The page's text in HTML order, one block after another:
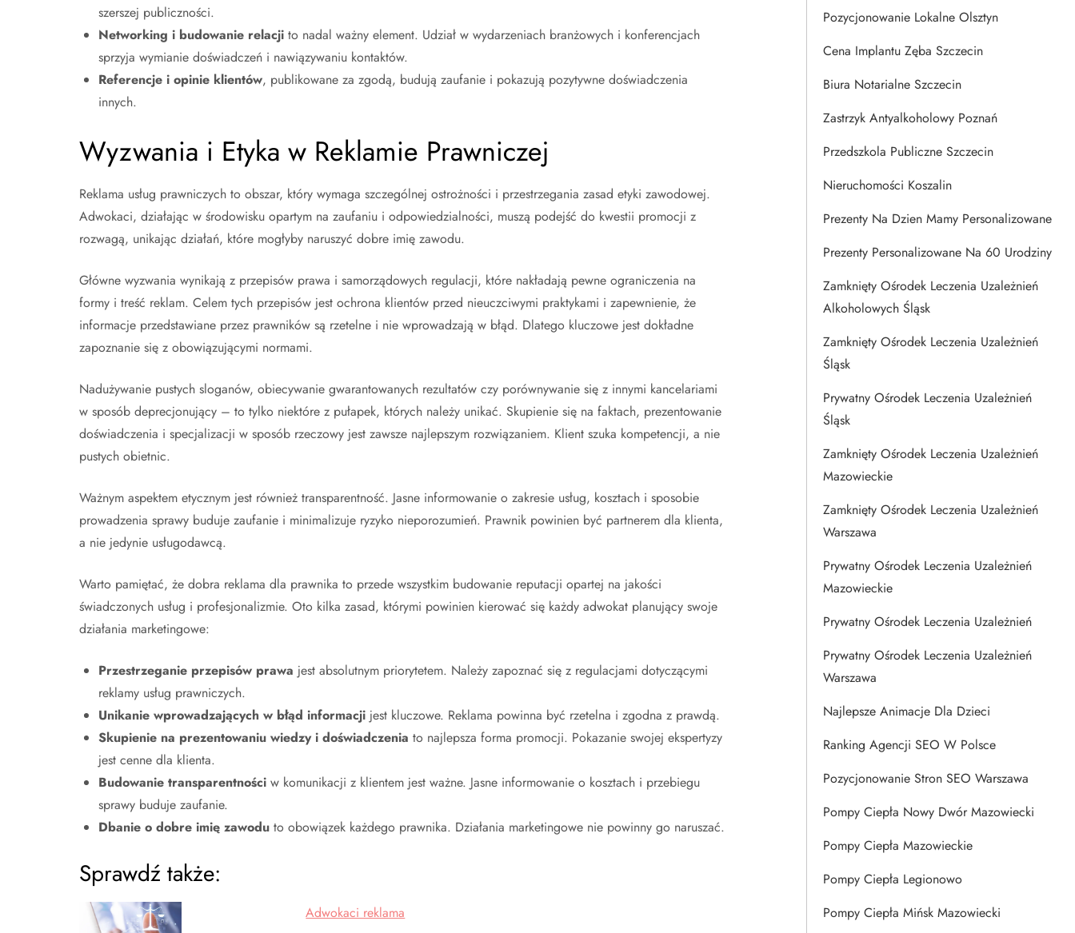
szerszej publiczności.
Networking i budowanie relacjito nadal ważny element. Udział w wydarzeniach branżowych i konferencjach
sprzyja wymianie doświadczeń i nawiązywaniu kontaktów.
Referencje i opinie klientów, publikowane za zgodą, budują zaufanie i pokazują pozytywne doświadczenia
innych.
Wyzwania i Etyka w Reklamie Prawniczej
Reklama usług prawniczych to obszar, który wymaga szczególnej ostrożności i przestrzegania zasad etyki zawodowej.
Adwokaci, działając w środowisku opartym na zaufaniu i odpowiedzialności, muszą podejść do kwestii promocji z
rozwagą, unikając działań, które mogłyby naruszyć dobre imię zawodu.
Główne wyzwania wynikają z przepisów prawa i samorządowych regulacji, które nakładają pewne ograniczenia na
formy i treść reklam. Celem tych przepisów jest ochrona klientów przed nieuczciwymi praktykami i zapewnienie, że
informacje przedstawiane przez prawników są rzetelne i nie wprowadzają w błąd. Dlatego kluczowe jest dokładne
zapoznanie się z obowiązującymi normami.
Nadużywanie pustych sloganów, obiecywanie gwarantowanych rezultatów czy porównywanie się z innymi kancelariami
w sposób deprecjonujący – to tylko niektóre z pułapek, których należy unikać. Skupienie się na faktach, prezentowanie
doświadczenia i specjalizacji w sposób rzeczowy jest zawsze najlepszym rozwiązaniem. Klient szuka kompetencji, a nie
pustych obietnic.
Ważnym aspektem etycznym jest również transparentność. Jasne informowanie o zakresie usług, kosztach i sposobie
prowadzenia sprawy buduje zaufanie i minimalizuje ryzyko nieporozumień. Prawnik powinien być partnerem dla klienta,
a nie jedynie usługodawcą.
Warto pamiętać, że dobra reklama dla prawnika to przede wszystkim budowanie reputacji opartej na jakości
świadczonych usług i profesjonalizmie. Oto kilka zasad, którymi powinien kierować się każdy adwokat planujący swoje
działania marketingowe:
Przestrzeganie przepisów prawa jest absolutnym priorytetem. Należy zapoznać się z regulacjami dotyczącymi
reklamy usług prawniczych.
Unikanie wprowadzających w błąd informacjijest kluczowe. Reklama powinna być rzetelna i zgodna z prawdą.
Skupienie na prezentowaniu wiedzy i doświadczenia to najlepsza forma promocji. Pokazanie swojej ekspertyzy
jest cenne dla klienta.
Budowanie transparentnościw komunikacji z klientem jest ważne. Jasne informowanie o kosztach i przebiegu
sprawy buduje zaufanie.
Dbanie o dobre imię zawoduto obowiązek każdego prawnika. Działania marketingowe nie powinny go naruszać.
Sprawdź także:
Adwokaci reklama
Pozycjonowanie Lokalne Olsztyn
Cena Implantu Zęba Szczecin
Biura Notarialne Szczecin
Zastrzyk Antyalkoholowy Poznań
Przedszkola Publiczne Szczecin
Nieruchomości Koszalin
Prezenty Na Dzien Mamy Personalizowane
Prezenty Personalizowane Na 60 Urodziny
Zamknięty Ośrodek Leczenia Uzależnień
Alkoholowych Śląsk
Zamknięty Ośrodek Leczenia Uzależnień
Śląsk
Prywatny Ośrodek Leczenia Uzależnień
Śląsk
Zamknięty Ośrodek Leczenia Uzależnień
Mazowieckie
Zamknięty Ośrodek Leczenia Uzależnień
Warszawa
Prywatny Ośrodek Leczenia Uzależnień
Mazowieckie
Prywatny Ośrodek Leczenia Uzależnień
Prywatny Ośrodek Leczenia Uzależnień
Warszawa
Najlepsze Animacje Dla Dzieci
Ranking Agencji SEO W Polsce
Pozycjonowanie Stron SEO Warszawa
Pompy Ciepła Nowy Dwór Mazowiecki
Pompy Ciepła Mazowieckie
Pompy Ciepła Legionowo
Pompy Ciepła Mińsk Mazowiecki